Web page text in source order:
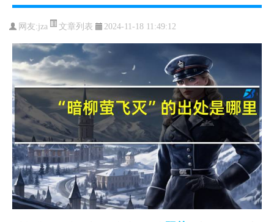
网友:jza 文章列表 2024-11-18 11:49:12